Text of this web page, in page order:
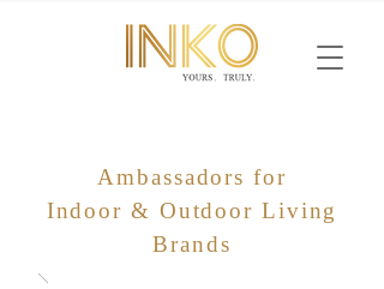
Ambassadors for
Indoor & Outdoor Living
Brands